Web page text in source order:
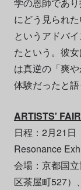
にどう見られ
というアドバ
たという。彼
は真逆の「爽
体験だったと語
ARTISTS'
日程：2月21日
Resonance
会場：京都国
区茶屋町527）